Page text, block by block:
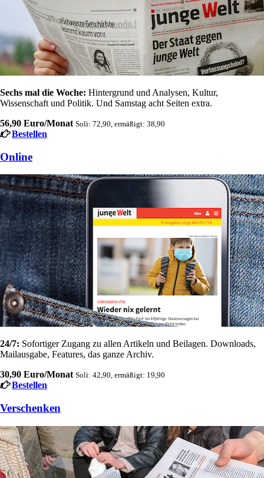
Sechs mal die Woche: Hintergrund und Analysen, Kultur,
Wissenschaft und Politik. Und Samstag acht Seiten extra.
56,90 Euro/Monat Soli: 72,90, ermäßigt: 38,90
Bestellen
Online
24/7: Sofortiger Zugang zu allen Artikeln und Beilagen. Downloads,
Mailausgabe, Features, das ganze Archiv.
30,90 Euro/Monat Soli: 42,90, ermäßigt: 19,90
Bestellen
Verschenken